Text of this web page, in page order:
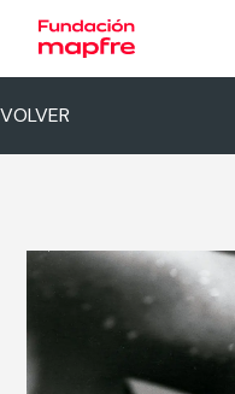
VOLVER